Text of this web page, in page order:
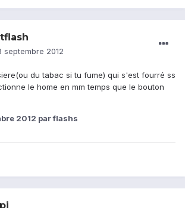
septembre 2012
du tabac si tu fume) qui s'est fourré ss
le home en mm temps que le bouton
2012 par flashs